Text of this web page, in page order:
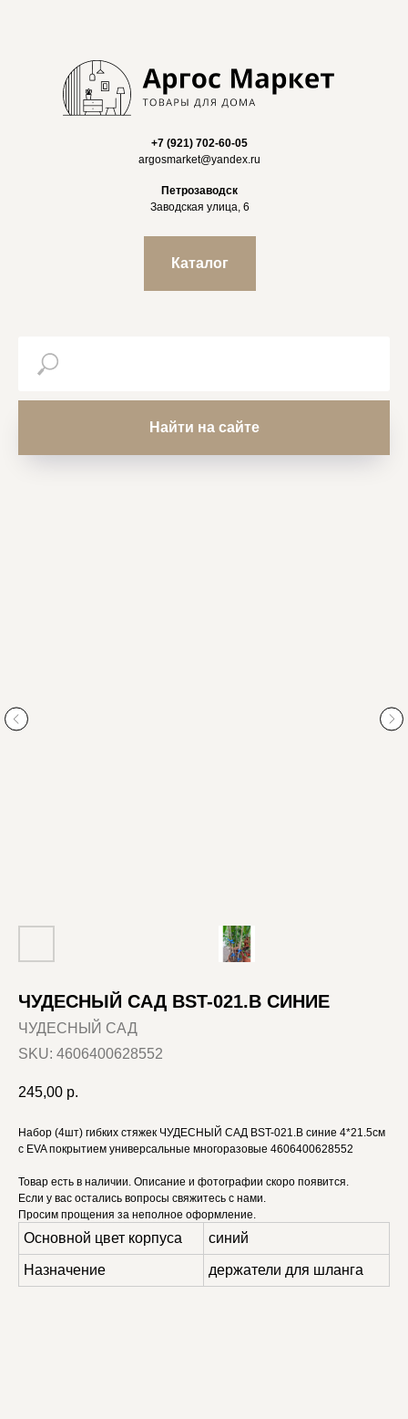
+7 (921) 702-60-05
argosmarket@yandex.ru
Петрозаводск
Заводская улица, 6
Каталог
Найти на сайте
ЧУДЕСНЫЙ САД BST-021.B СИНИЕ
ЧУДЕСНЫЙ САД
SKU: 4606400628552
245,00 р.
Набор (4шт) гибких стяжек ЧУДЕСНЫЙ САД BST-021.B синие 4*21.5см
с EVA покрытием универсальные многоразовые 4606400628552
Товар есть в наличии. Описание и фотографии скоро появится.
Если у вас остались вопросы свяжитесь с нами.
Просим прощения за неполное оформление.
Основной цвет корпуса синий
Назначение держатели для шланга